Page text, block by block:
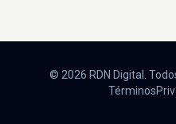
© 2026 RDN Digital.
Términos